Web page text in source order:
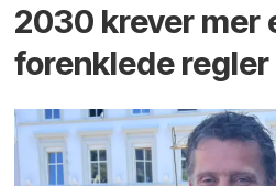
2030 krever mer
forenklede regler